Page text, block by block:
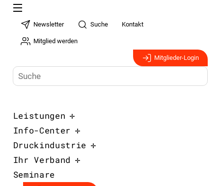
Newsletter Suche Kontakt
Mitglied werden
Mitglieder-Login
Leistungen
Info-Center
Druckindustrie
Ihr Verband
Seminare